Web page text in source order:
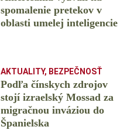
spomalenie pretekov v
oblasti umelej inteligencie
AKTUALITY, BEZPEČNOSŤ
Podľa čínskych zdrojov
stojí izraelský Mossad za
migračnou inváziou do
Španielska